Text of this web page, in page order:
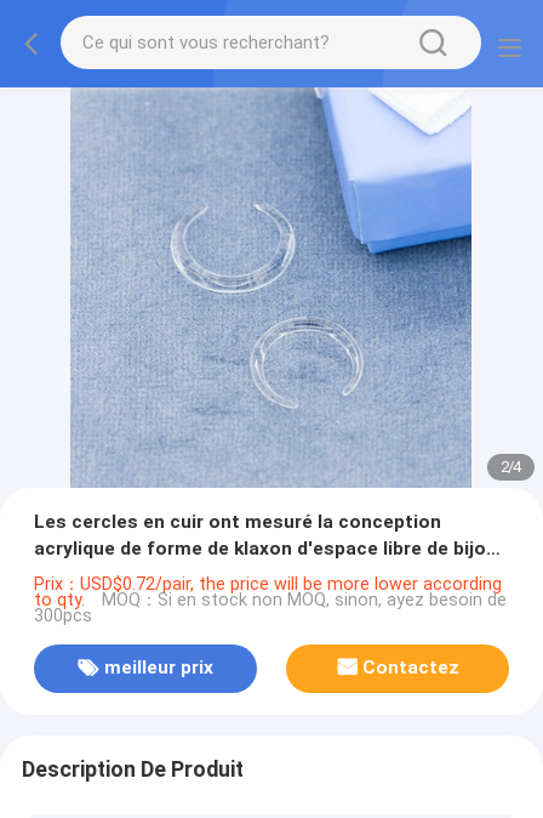
2/4
Les cercles en cuir ont mesuré la conception
acrylique de forme de klaxon d'espace libre de bijoux
d'oreille
Prix：USD$0.72/pair, the price will be more lower according
to qty. MOQ：Si en stock non MOQ, sinon, ayez besoin de
300pcs
meilleur prix Contactez
Description De Produit